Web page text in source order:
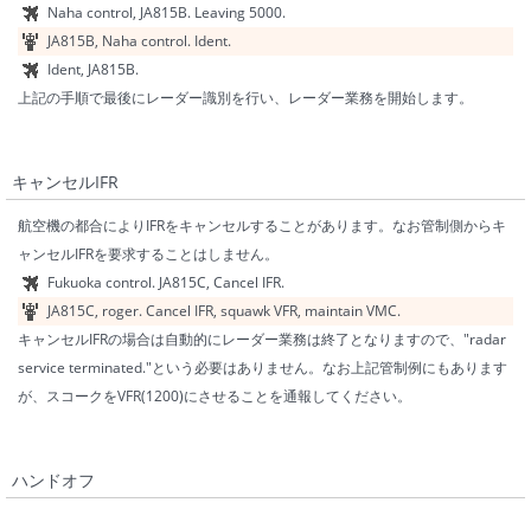
Naha control, JA815B. Leaving 5000.
JA815B, Naha control. Ident.
Ident, JA815B.
上記の手順で最後にレーダー識別を行い、レーダー業務を開始します。
キャンセルIFR
航空機の都合によりIFRをキャンセルすることがあります。なお管制側からキ
ャンセルIFRを要求することはしません。
Fukuoka control. JA815C, Cancel IFR.
JA815C, roger. Cancel IFR, squawk VFR, maintain VMC.
キャンセルIFRの場合は自動的にレーダー業務は終了となりますので、"radar
service terminated."という必要はありません。なお上記管制例にもあります
が、スコークをVFR(1200)にさせることを通報してください。
ハンドオフ